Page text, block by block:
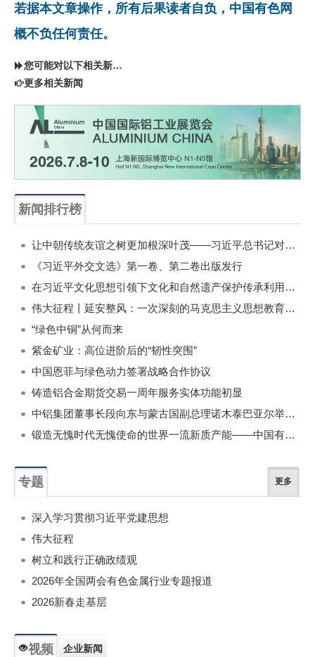
若据本文章操作，所有后果读者自负，中国有色网
概不负任何责任。
您可能对以下相关新闻同样感兴趣
更多相关新闻
新闻排行榜
让中朝传统友谊之树更加根深叶茂——习近平总书记对朝鲜进行国事访问纪实
《习近平外交文选》第一卷、第二卷出版发行
在习近平文化思想引领下文化和自然遗产保护传承利用工作开创新局面
伟大征程丨延安整风：一次深刻的马克思主义思想教育运动
“绿色中铜”从何而来
紫金矿业：高位进阶后的“韧性突围”
中国恩菲与绿色动力签署战略合作协议
铸造铝合金期货交易一周年服务实体功能初显
中铝集团董事长段向东与蒙古国副总理诺木泰巴亚尔举行会谈
锻造无愧时代无愧使命的世界一流新质产能——中国有色金属工业的战略应对与破局之道（二）
专题 更多
深入学习贯彻习近平党建思想
伟大征程
树立和践行正确政绩观
2026年全国两会有色金属行业专题报道
2026新春走基层
视频 企业新闻